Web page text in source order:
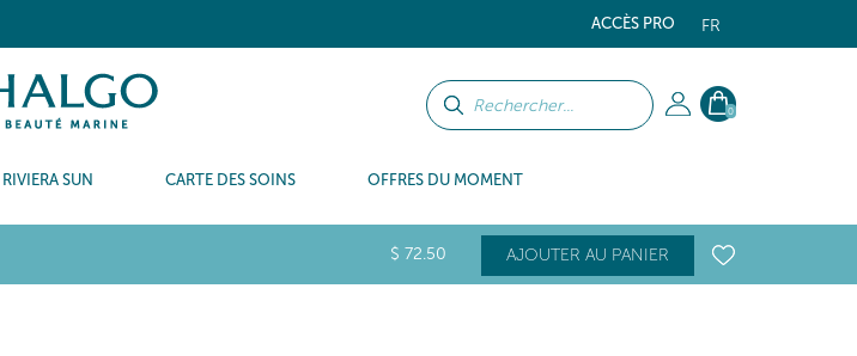
FR
ACCÈS PRO
0
RIVIERA SUN CARTE DES SOINS OFFRES DU MOMENT
$ 72.50 AJOUTER AU PANIER